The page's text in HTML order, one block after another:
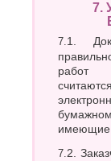
7.
7.1. Документами, подтверждающими
работ
имеющие
7.2. Заказчик предоставляет Исполнителю